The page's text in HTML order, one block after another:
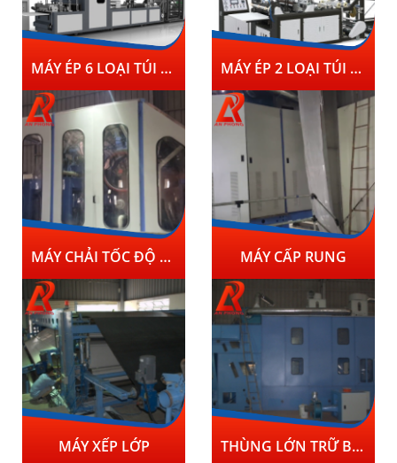
MÁY ÉP 6 LOẠI TÚI XB700 TỰ ĐỘNG MÁY ÉP 2 LOẠI TÚI C700
MÁY CHẢI TỐC ĐỘ CAO MÁY CẤP RUNG
MÁY XẾP LỚP THÙNG LỚN TRỮ BÔNG